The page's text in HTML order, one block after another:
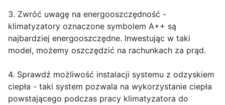
3. Zwróć uwagę na energooszczędność -
klimatyzatory oznaczone symbolem A++ są
najbardziej energooszczędne. Inwestując w taki
model, możemy oszczędzić na rachunkach za prąd.
4. Sprawdź możliwość instalacji systemu z odzyskiem
ciepła - taki system pozwala na wykorzystanie ciepła
powstającego podczas pracy klimatyzatora do